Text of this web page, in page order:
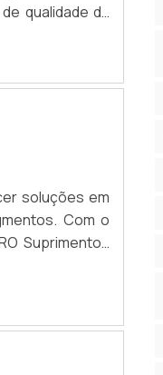
qualidade da
com a
eficazes
DE RÁFIA P...
soluções em
Com o
Suprimentos
prática e
fidelizar seus